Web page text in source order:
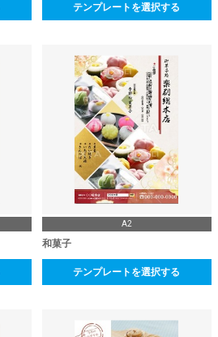
テンプレートを選択する
A2
和菓子
テンプレートを選択する